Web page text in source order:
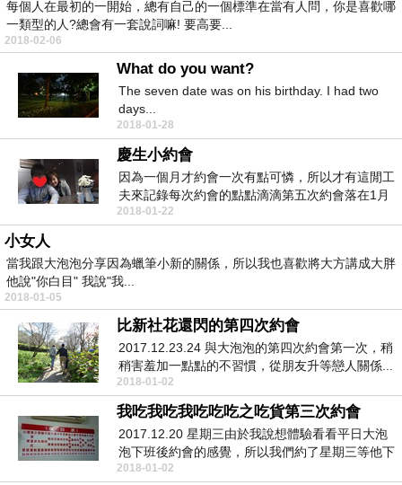
每個人在最初的一開始，總有自己的一個標準在當有人問，你是喜歡哪
一類型的人?總會有一套說詞嘛! 要高要...
2018-02-06
What do you want?
The seven date was on his birthday. I had two
days...
2018-01-28
慶生小約會
因為一個月才約會一次有點可憐，所以才有這閒工
夫來記錄每次約會的點點滴滴第五次約會落在1月
7日這天，但...
2018-01-22
小女人
當我跟大泡泡分享因為蠟筆小新的關係，所以我也喜歡將大方講成大胖
他說"你白目" 我說"我...
2018-01-05
比新社花還閃的第四次約會
2017.12.23.24 與大泡泡的第四次約會第一次，稍
稍害羞加一點點的不習慣，從朋友升等戀人關係...
2018-01-02
我吃我吃我吃吃吃之吃貨第三次約會
2017.12.20 星期三由於我說想體驗看看平日大泡
泡下班後約會的感覺，所以我們約了星期三等他下
班...
2018-01-02